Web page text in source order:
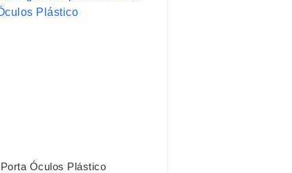
Porta Óculos Plástico